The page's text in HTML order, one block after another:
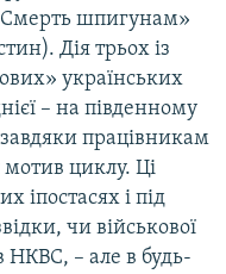
шпигунам»
Дія трьох із
українських
– на південному
працівникам
циклу. Ці
іпостасях і під
чи військової
НКВС, – але в будь-